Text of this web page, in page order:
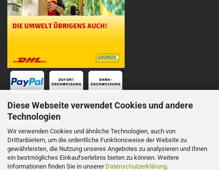
Diese Webseite verwendet Cookies und andere
Technologien
Wir verwenden Cookies und ähnliche Technologien, auch von
Drittanbietern, um die ordentliche Funktionsweise der Website zu
gewährleisten, die Nutzung unseres Angebotes zu analysieren und Ihnen
ein bestmögliches Einkaufserlebnis bieten zu können. Weitere
Informationen finden Sie in unserer Datenschutzerklärung.
DEINE VORTEILE
Schnelle Lieferung
Persönliche Telefonberatung